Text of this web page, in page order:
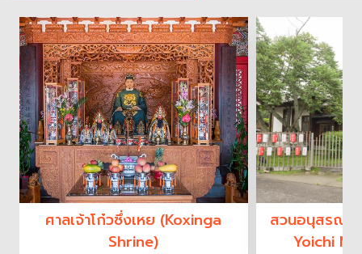
ศาลเจ้าโก๋วซึ่งเหย (Koxinga
Shrine)
สวนอนุสรณ์ฮั
Yoichi